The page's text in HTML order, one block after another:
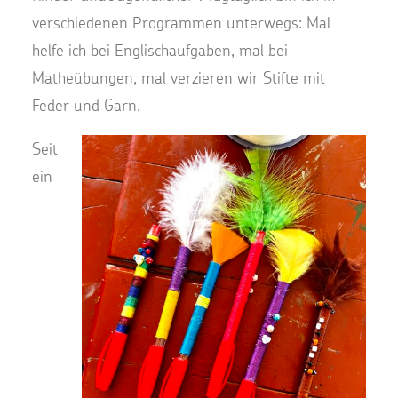
verschiedenen Programmen unterwegs: Mal
helfe ich bei Englischaufgaben, mal bei
Matheübungen, mal verzieren wir Stifte mit
Feder und Garn.
Seit
ein